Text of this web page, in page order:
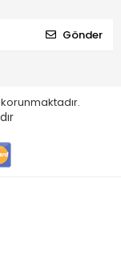
Gönder